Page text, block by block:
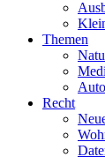
Themen
Recht